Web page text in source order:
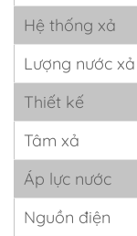
Hệ thống xả
Lượng nước xả
Thiết kế
Tâm xả
Áp lực nước
Nguồn điện